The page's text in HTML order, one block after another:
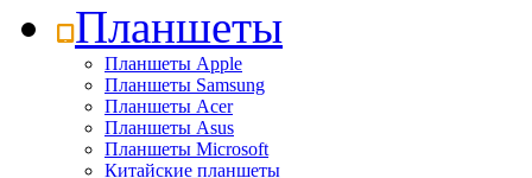
Планшеты
Планшеты Apple
Планшеты Samsung
Планшеты Acer
Планшеты Asus
Планшеты Microsoft
Китайские планшеты